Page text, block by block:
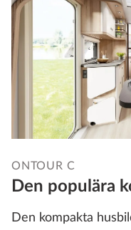
ONTOUR C
Den populära
Den kompakta